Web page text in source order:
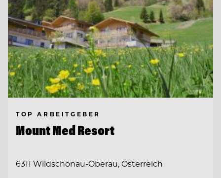
TOP ARBEITGEBER
Mount Med Resort
6311 Wildschönau-Oberau, Österreich